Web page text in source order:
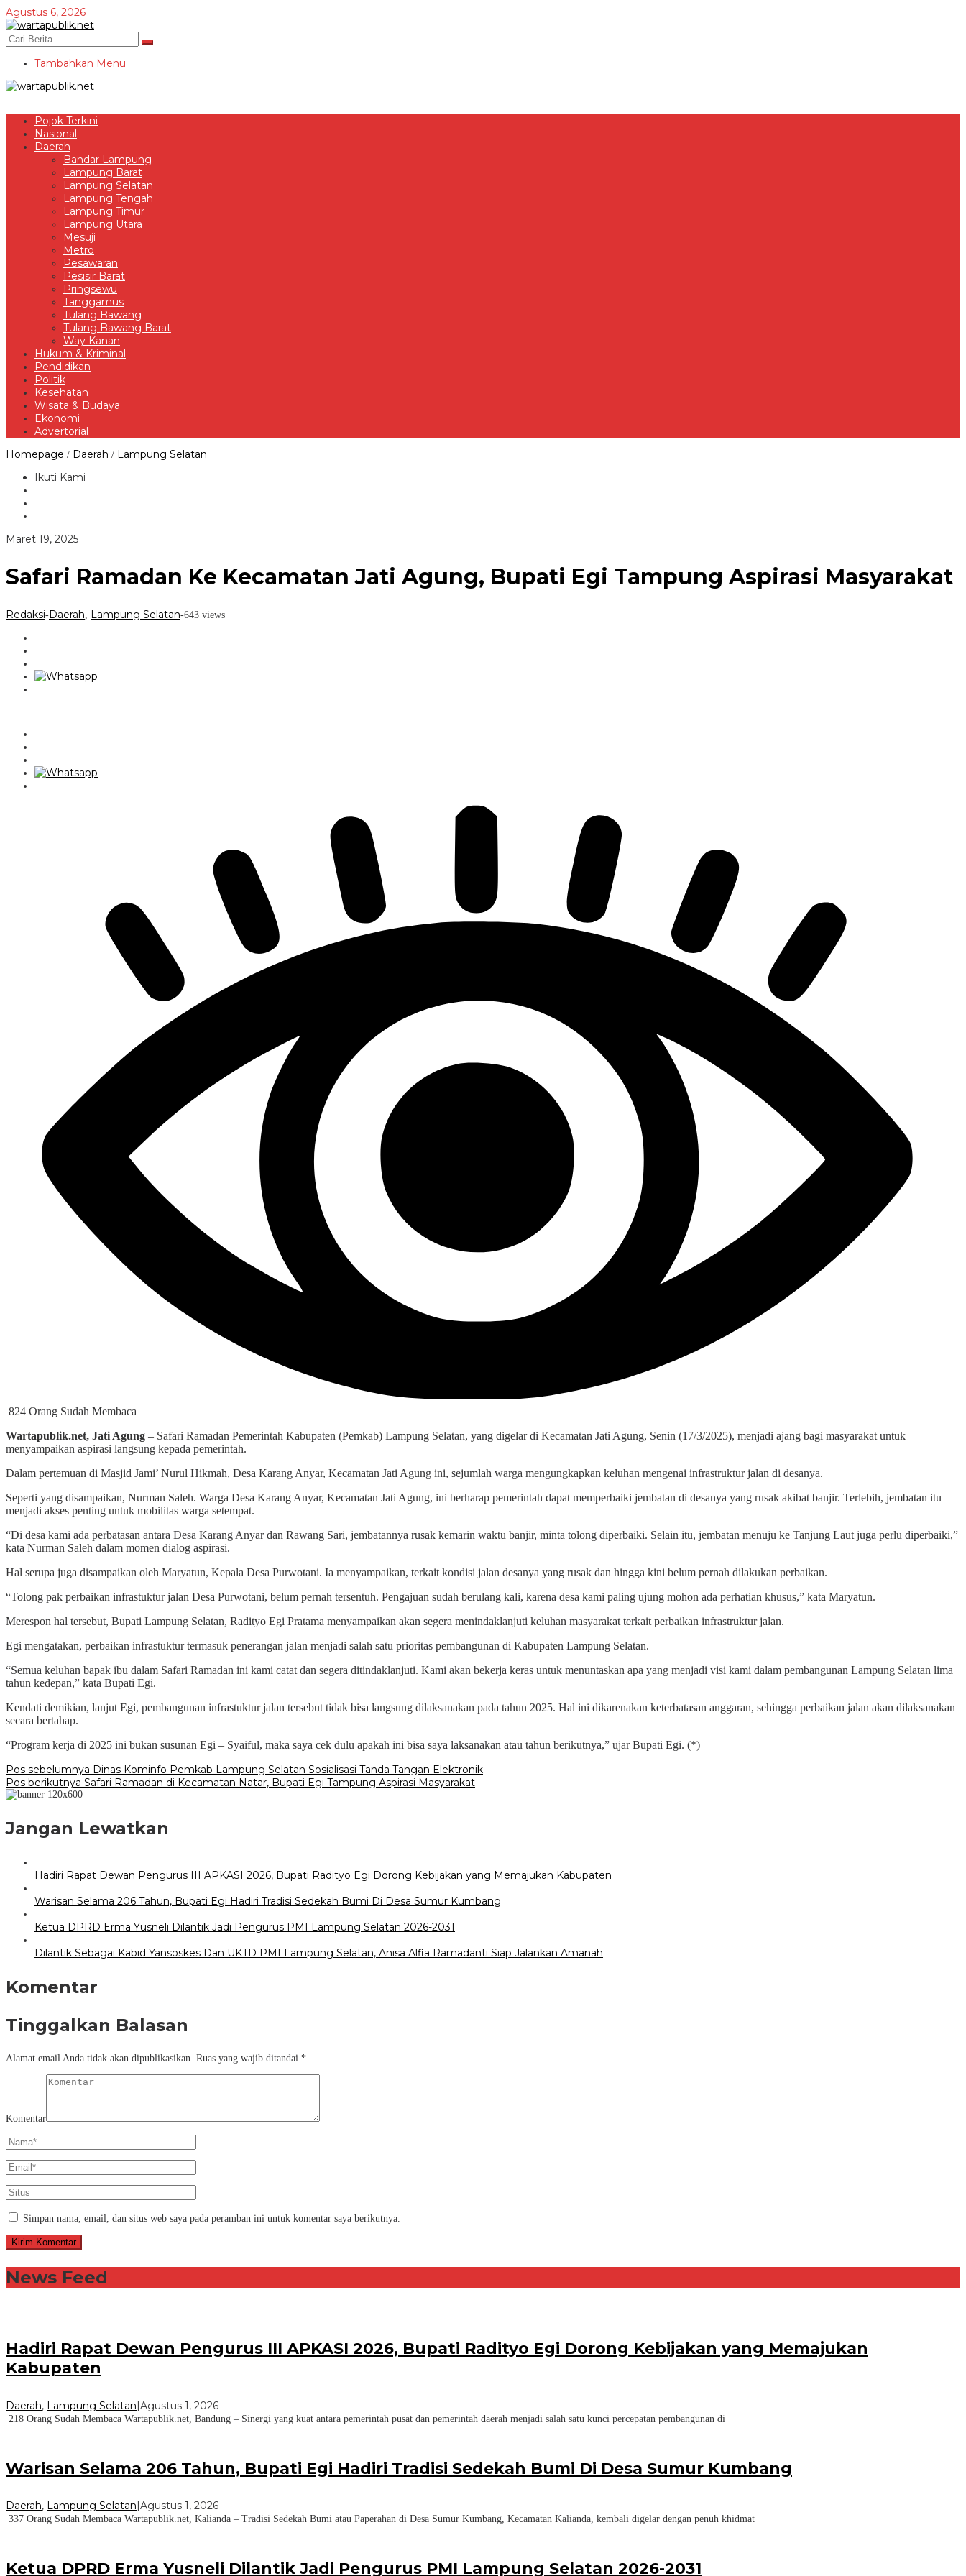
Lewati
ke
konten
Agustus 6, 2026
Tambahkan Menu
Pojok Terkini
Nasional
Daerah
Bandar Lampung
Lampung Barat
Lampung Selatan
Lampung Tengah
Lampung Timur
Lampung Utara
Mesuji
Metro
Pesawaran
Pesisir Barat
Pringsewu
Tanggamus
Tulang Bawang
Tulang Bawang Barat
Way Kanan
Hukum & Kriminal
Pendidikan
Politik
Kesehatan
Wisata & Budaya
Ekonomi
Advertorial
Homepage / Daerah / Lampung Selatan
Masyarakat
Ikuti Kami
Maret 19, 2025oleh
Safari Ramadan Ke Kecamatan Jati Agung, Bupati Egi Tampung Aspirasi Masyarakat
Redaksi-Daerah Lampung Selatan-643 views
824 Orang Sudah Membaca
Wartapublik.net, Jati Agung – Safari Ramadan Pemerintah Kabupaten (Pemkab) Lampung Selatan, yang digelar di Kecamatan Jati Agung, Senin (17/3/2025), menjadi ajang bagi masyarakat untuk
menyampaikan aspirasi langsung kepada pemerintah.
Dalam pertemuan di Masjid Jami’ Nurul Hikmah, Desa Karang Anyar, Kecamatan Jati Agung ini, sejumlah warga mengungkapkan keluhan mengenai infrastruktur jalan di desanya.
Seperti yang disampaikan, Nurman Saleh. Warga Desa Karang Anyar, Kecamatan Jati Agung, ini berharap pemerintah dapat memperbaiki jembatan di desanya yang rusak akibat banjir. Terlebih, jembatan itu
menjadi akses penting untuk mobilitas warga setempat.
“Di desa kami ada perbatasan antara Desa Karang Anyar dan Rawang Sari, jembatannya rusak kemarin waktu banjir, minta tolong diperbaiki. Selain itu, jembatan menuju ke Tanjung Laut juga perlu diperbaiki,”
kata Nurman Saleh dalam momen dialog aspirasi.
Hal serupa juga disampaikan oleh Maryatun, Kepala Desa Purwotani. Ia menyampaikan, terkait kondisi jalan desanya yang rusak dan hingga kini belum pernah dilakukan perbaikan.
“Tolong pak perbaikan infrastuktur jalan Desa Purwotani, belum pernah tersentuh. Pengajuan sudah berulang kali, karena desa kami paling ujung mohon ada perhatian khusus,” kata Maryatun.
Merespon hal tersebut, Bupati Lampung Selatan, Radityo Egi Pratama menyampaikan akan segera menindaklanjuti keluhan masyarakat terkait perbaikan infrastruktur jalan.
Egi mengatakan, perbaikan infrastuktur termasuk penerangan jalan menjadi salah satu prioritas pembangunan di Kabupaten Lampung Selatan.
“Semua keluhan bapak ibu dalam Safari Ramadan ini kami catat dan segera ditindaklanjuti. Kami akan bekerja keras untuk menuntaskan apa yang menjadi visi kami dalam pembangunan Lampung Selatan lima
tahun kedepan,” kata Bupati Egi.
Kendati demikian, lanjut Egi, pembangunan infrastuktur jalan tersebut tidak bisa langsung dilaksanakan pada tahun 2025. Hal ini dikarenakan keterbatasan anggaran, sehingga perbaikan jalan akan dilaksanakan
secara bertahap.
“Program kerja di 2025 ini bukan susunan Egi – Syaiful, maka saya cek dulu apakah ini bisa saya laksanakan atau tahun berikutnya,” ujar Bupati Egi. (*)
Navigasi
pos
Pos sebelumnya Dinas Kominfo Pemkab Lampung Selatan Sosialisasi Tanda Tangan Elektronik
Pos berikutnya Safari Ramadan di Kecamatan Natar, Bupati Egi Tampung Aspirasi Masyarakat
Jangan Lewatkan
Hadiri Rapat Dewan Pengurus III APKASI 2026, Bupati Radityo Egi Dorong Kebijakan yang Memajukan Kabupaten
Warisan Selama 206 Tahun, Bupati Egi Hadiri Tradisi Sedekah Bumi Di Desa Sumur Kumbang
Ketua DPRD Erma Yusneli Dilantik Jadi Pengurus PMI Lampung Selatan 2026-2031
Dilantik Sebagai Kabid Yansoskes Dan UKTD PMI Lampung Selatan, Anisa Alfia Ramadanti Siap Jalankan Amanah
Komentar
Tinggalkan Balasan
Alamat email Anda tidak akan dipublikasikan. Ruas yang wajib ditandai *
Komentar
Simpan nama, email, dan situs web saya pada peramban ini untuk komentar saya berikutnya.
News Feed
Hadiri Rapat Dewan Pengurus III APKASI 2026, Bupati Radityo Egi Dorong Kebijakan yang Memajukan
Kabupaten
Daerah, Lampung Selatan|Agustus 1, 2026
218 Orang Sudah Membaca Wartapublik.net, Bandung – Sinergi yang kuat antara pemerintah pusat dan pemerintah daerah menjadi salah satu kunci percepatan pembangunan di
Warisan Selama 206 Tahun, Bupati Egi Hadiri Tradisi Sedekah Bumi Di Desa Sumur Kumbang
Daerah, Lampung Selatan|Agustus 1, 2026
337 Orang Sudah Membaca Wartapublik.net, Kalianda – Tradisi Sedekah Bumi atau Paperahan di Desa Sumur Kumbang, Kecamatan Kalianda, kembali digelar dengan penuh khidmat
Ketua DPRD Erma Yusneli Dilantik Jadi Pengurus PMI Lampung Selatan 2026-2031